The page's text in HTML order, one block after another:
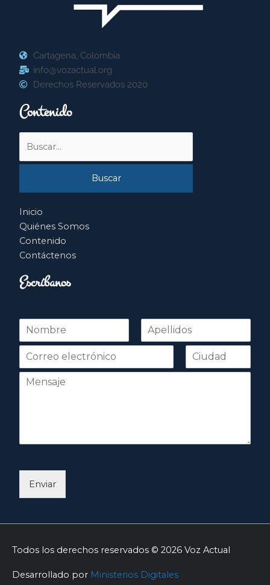
Cartagena, Colombia
info@vozactual.org
Derechos Reservados 2020
Contenido
por:
Inicio
Quiénes Somos
Contenido
Contáctenos
Escríbanos
N
m
r
Nombre Apellidos
Enviar
Todos los derechos reservados © 2026 Voz Actual
Desarrollado por Ministerios Digitales